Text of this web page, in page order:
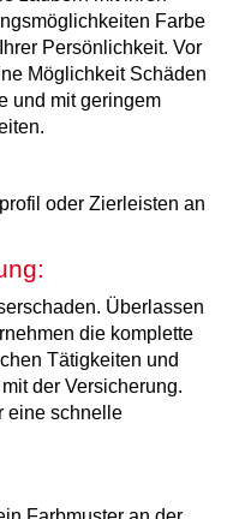
Farbe
Persönlichkeit. Vor
Möglichkeit Schäden
und mit geringem
oder Zierleisten an
Überlassen
die komplette
Tätigkeiten und
der Versicherung.
eine schnelle